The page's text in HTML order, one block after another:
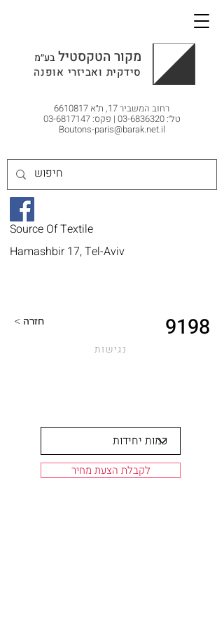
מקור הטקסטיל בע״מ
סידקית ואביזרי אופנה
רחוב המשביר 17, ת״א 6610817
טל׳: 03-6836320 | פקס: 03-6817147
Boutons-paris@barak.net.il
Source Of Textile
Hamashbir 17, Tel-Aviv
נגישות
9198 < חזרה
לקבלת הצעת מחיר